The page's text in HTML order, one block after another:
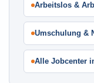
Arbeitslos &
Umschulung &
Alle Jobcenter